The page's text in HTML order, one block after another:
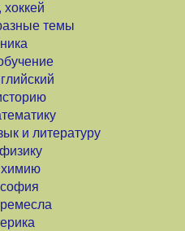
хоккей
темы
и литературу